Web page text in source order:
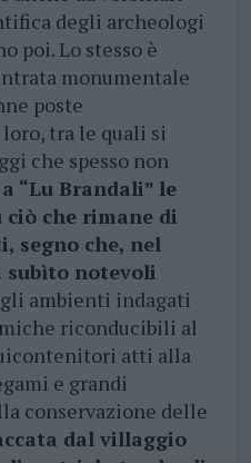
degli archeologi
poi. Lo stesso è
monumentale
poste
tra le quali si
che spesso non
“Lu Brandali” le
ciò che rimane di
segno che, nel
notevoli
ambienti indagati
riconducibili al
atti alla
e grandi
conservazione delle
dal villaggio